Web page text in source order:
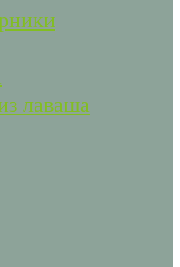
лаваша